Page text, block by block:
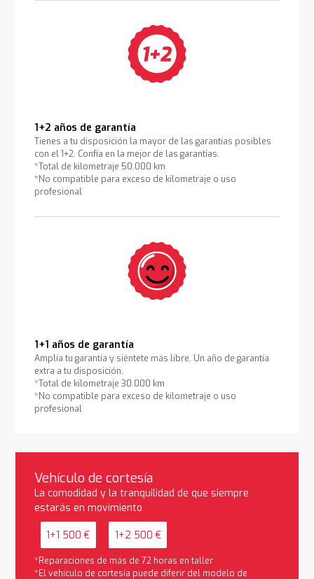
1+2 años de garantía
Tienes a tu disposición la mayor de las garantías posibles
con el 1+2. Confía en la mejor de las garantías.
*Total de kilometraje 50.000 km
*No compatible para exceso de kilometraje o uso
profesional
1+1 años de garantía
Amplía tu garantía y siéntete más libre. Un año de garantía
extra a tu disposición.
*Total de kilometraje 30.000 km
*No compatible para exceso de kilometraje o uso
profesional
Vehículo de cortesía
La comodidad y la tranquilidad de que siempre
estarás en movimiento
1+1 500 € 1+2 500 €
*Reparaciones de más de 72 horas en taller
*El vehículo de cortesía puede diferir del modelo de